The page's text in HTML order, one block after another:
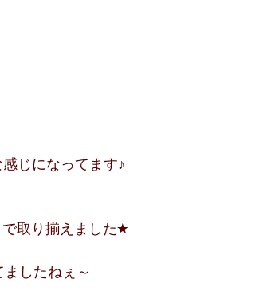
じになってます♪
で取り揃えました★
したねぇ～